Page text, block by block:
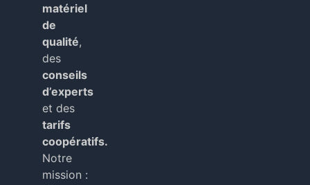
matériel
de
qualité,
des
conseils
d’experts
et des
tarifs
coopératifs.
Notre
mission :